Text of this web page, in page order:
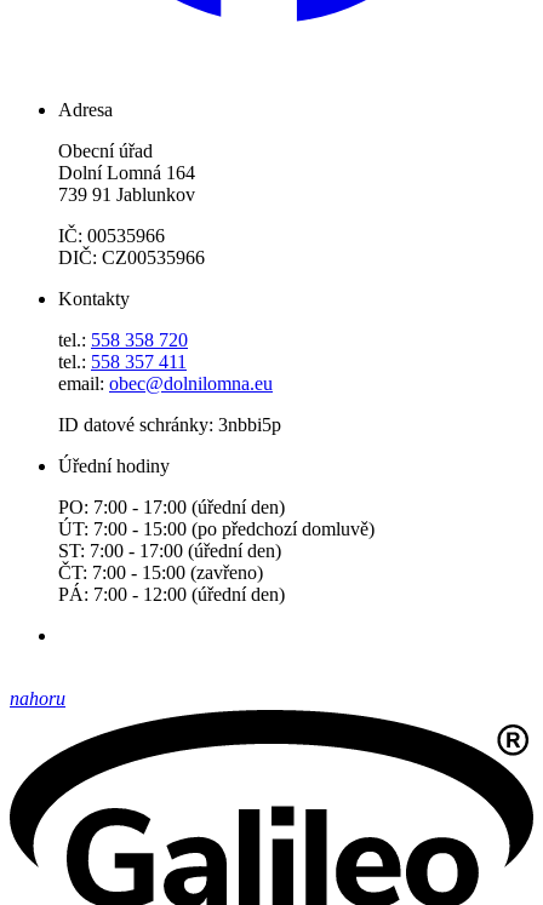
Adresa
Obecní úřad
Dolní Lomná 164
739 91 Jablunkov
IČ: 00535966
DIČ: CZ00535966
Kontakty
tel.: 558 358 720
tel.: 558 357 411
email: obec@dolnilomna.eu
ID datové schránky: 3nbbi5p
Úřední hodiny
PO: 7:00 - 17:00 (úřední den)
ÚT: 7:00 - 15:00 (po předchozí domluvě)
ST: 7:00 - 17:00 (úřední den)
ČT: 7:00 - 15:00 (zavřeno)
PÁ: 7:00 - 12:00 (úřední den)
nahoru